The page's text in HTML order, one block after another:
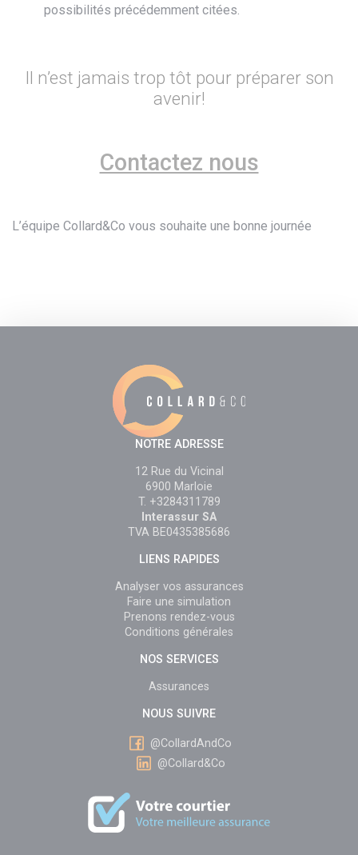
possibilités précédemment citées.
Il n’est jamais trop tôt pour préparer son
avenir!
Contactez nous
L’équipe Collard&Co vous souhaite une bonne journée
NOTRE ADRESSE
12 Rue du Vicinal
6900 Marloie
T. +3284311789
Interassur SA
TVA BE0435385686
LIENS RAPIDES
Analyser vos assurances
Faire une simulation
Prenons rendez-vous
Conditions générales
NOS SERVICES
Assurances
NOUS SUIVRE
@CollardAndCo
@Collard&Co